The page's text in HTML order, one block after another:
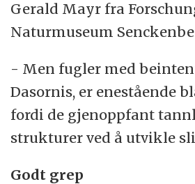
Gerald Mayr fra
Naturmuseum
- Men fugler med
Dasornis, er enestående
fordi de gjenoppfant
strukturer ved å utvikle
Godt grep